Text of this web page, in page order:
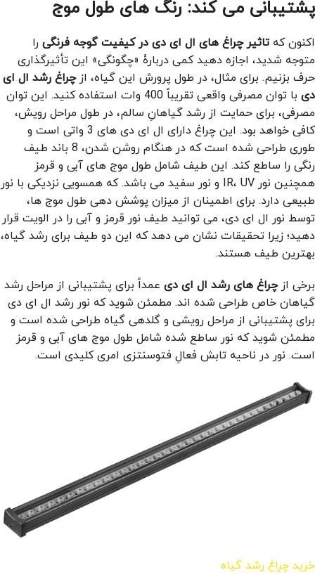
پشتیبانی می کند: رنگ های طول موج
اکنون که تاثیر چراغ های ال ای دی در کیفیت گوجه فرنگی را
متوجه شدید، اجازه دهید کمی دربارۀ «چگونگی» این تأثیرگذاری
حرف بزنیم. برای مثال، در طول پرورش این گیاه، ازچراغ رشد ال ای
دی
با توان مصرفی واقعی تقریباً 400 وات استفاده کنید. این توان
مصرفی، برای حمایت از رشد گیاهانِ سالم، در طول مراحل رویش،
کافی خواهد بود. این چراغ دارای ال ای دی های 3 واتی است و
طوری طراحی شده است که در هنگام روشن شدن، 8 باند طیف
رنگی را ساطع کند. این طیف شامل طول موج های آبی و قرمز
همچنین نور IR، UV و نور سفید می باشد. که همسویی نزدیکی با نور
طبیعی دارد. برای اطمینان از میزان پوشش دهی طول موج ها،
توسط نور ال ای دی، می توانید طیف نور قرمز و آبی را در الویت قرار
دهید؛ زیرا تحقیقات نشان می دهد که این دو طیف برای رشد گیاه،
بهترین طیف هستند.
برخی ازچراغ های رشد ال ای دی عمداً برای پشتیبانی از مراحل رشد
گیاهان خاص طراحی شده اند. مطمئن شوید که نور رشد ال ای دی
برای پشتیبانی از مراحل رویشی و گلدهی گیاه طراحی شده است و
مطمئن شوید که نور ساطع شده شامل طول موج های آبی و قرمز
است. نور در ناحیه تابش فعالِ فتوسنتزی امری کلیدی است.
خرید چراغ رشد گیاه